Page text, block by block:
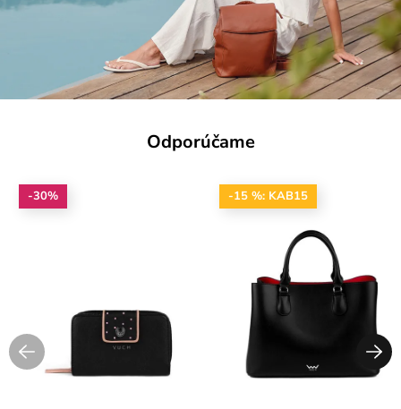
Odporúčame
-30% -15 %: KAB15